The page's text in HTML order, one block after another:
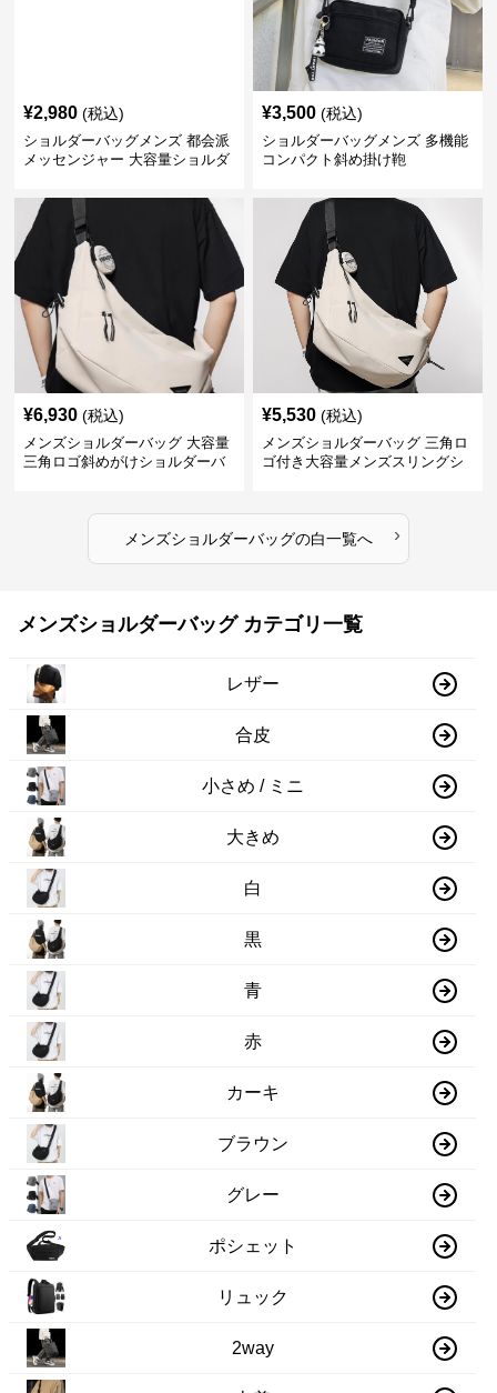
¥2,980 (税込)
ショルダーバッグメンズ 都会派
メッセンジャー 大容量ショルダ
¥3,500 (税込)
ショルダーバッグメンズ 多機能
コンパクト斜め掛け鞄
¥6,930 (税込)
メンズショルダーバッグ 大容量
三角ロゴ斜めがけショルダーバ
¥5,530 (税込)
メンズショルダーバッグ 三角ロ
ゴ付き大容量メンズスリングシ
メンズショルダーバッグの白一覧へ ›
メンズショルダーバッグ カテゴリ一覧
レザー
合皮
小さめ / ミニ
大きめ
白
黒
青
赤
カーキ
ブラウン
グレー
ポシェット
リュック
2way